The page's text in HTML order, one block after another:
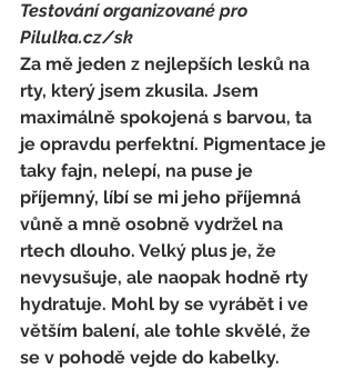
Testování organizované pro
Pilulka.cz/sk
Za mě jeden z nejlepších lesků na
rty, který jsem zkusila. Jsem
maximálně spokojená s barvou, ta
je opravdu perfektní. Pigmentace je
taky fajn, nelepí, na puse je
příjemný, líbí se mi jeho příjemná
vůně a mně osobně vydržel na
rtech dlouho. Velký plus je, že
nevysušuje, ale naopak hodně rty
hydratuje. Mohl by se vyrábět i ve
větším balení, ale tohle skvělé, že
se v pohodě vejde do kabelky.